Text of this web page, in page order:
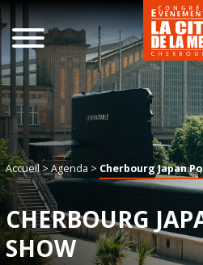
Accueil>Agenda > Cherbourg Japan
CHERBOURG
SHOW